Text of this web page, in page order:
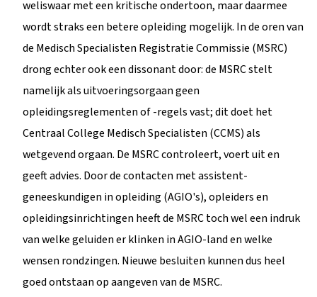
weliswaar met een kritische ondertoon, maar daarmee
wordt straks een betere opleiding mogelijk. In de oren van
de Medisch Specialisten Registratie Commissie (MSRC)
drong echter ook een dissonant door: de MSRC stelt
namelijk als uitvoeringsorgaan geen
opleidingsreglementen of -regels vast; dit doet het
Centraal College Medisch Specialisten (CCMS) als
wetgevend orgaan. De MSRC controleert, voert uit en
geeft advies. Door de contacten met assistent-
geneeskundigen in opleiding (AGIO's), opleiders en
opleidingsinrichtingen heeft de MSRC toch wel een indruk
van welke geluiden er klinken in AGIO-land en welke
wensen rondzingen. Nieuwe besluiten kunnen dus heel
goed ontstaan op aangeven van de MSRC.